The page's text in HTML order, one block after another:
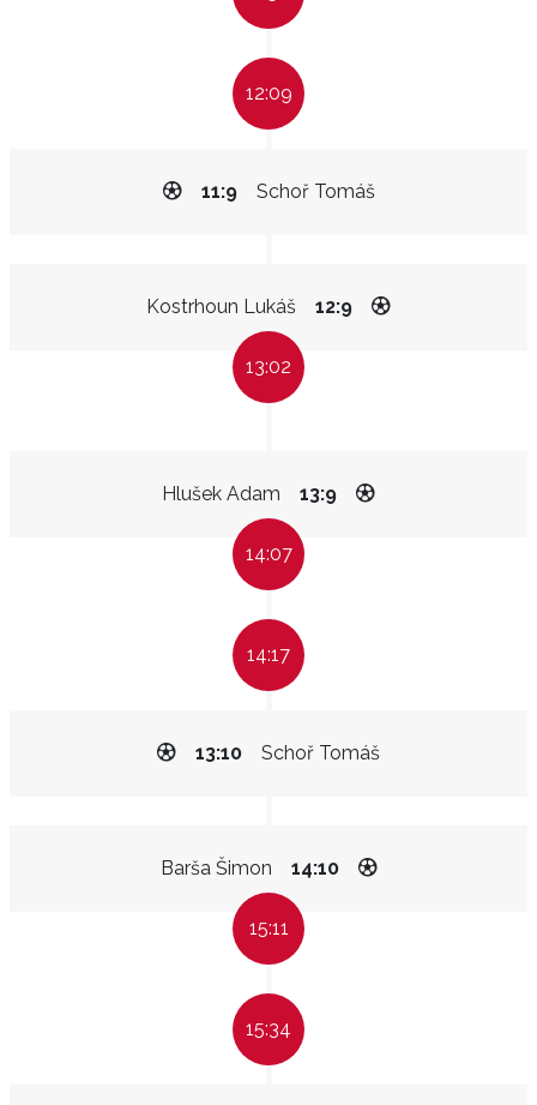
12:09
Schoř Tomáš
11:9
Kostrhoun Lukáš 12:9
13:02
Hlušek Adam 13:9
14:07
14:17
Schoř Tomáš
13:10
Barša Šimon 14:10
15:11
15:34